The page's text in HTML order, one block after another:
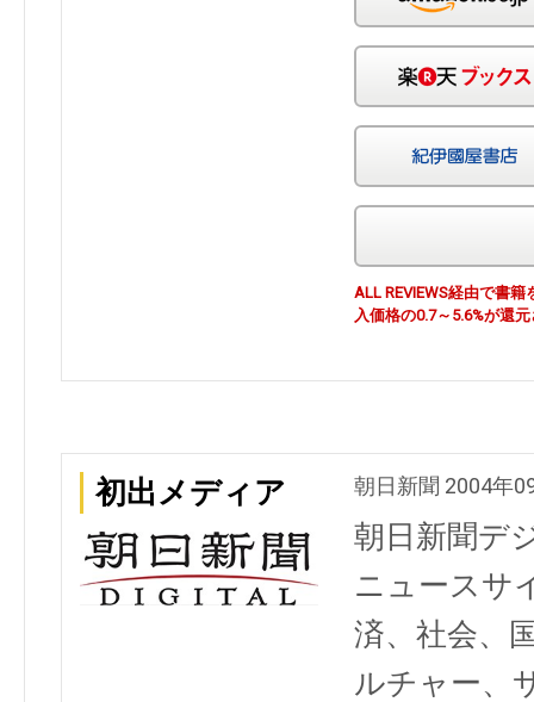
ALL REVIEWS経由で書
入価格の0.7～5.6%が還
初出メディア 朝日新聞 2004年
朝日新聞デ
ニュースサ
済、社会、
ルチャー、